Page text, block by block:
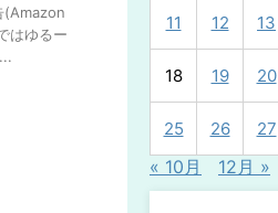
(Amazon
はゆるー
11 12 13
18 19 20
25 26 27
« 10月 12月 »